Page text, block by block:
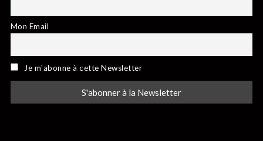
Mon Email
Je m'abonne à cette Newsletter